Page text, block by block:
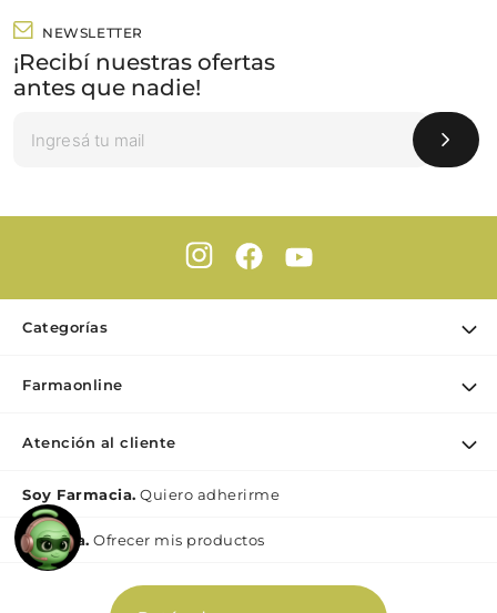
NEWSLETTER
¡Recibí nuestras ofertas
antes que nadie!
Categorías
Dermocosmética
Nutrición & Deporte
Bebé y maternidad
Perfumes y Fragancias
Farmaonline
Atención al cliente
Contacto
Medios de pago
Como comprar
Preguntas Frecuentes Beauty
Soy Farmacia. Quiero adherirme
Mi lìnea. Ofrecer mis productos